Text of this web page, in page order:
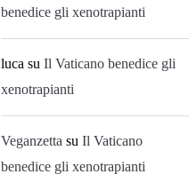
benedice gli xenotrapianti
luca suIl Vaticano benedice gli
xenotrapianti
Veganzetta suIl Vaticano
benedice gli xenotrapianti